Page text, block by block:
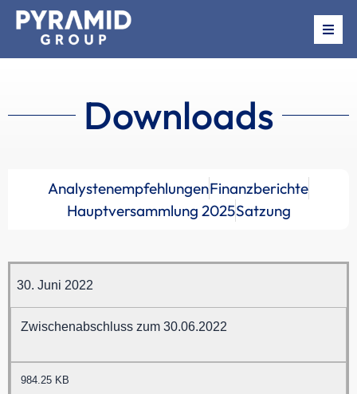
Beteiligungen Downloads
AnalystenempfehlungenFinanzberichte
Hauptversammlung 2025Satzung
30. Juni 2022
Zwischenabschluss zum 30.06.2022
984.25 KB